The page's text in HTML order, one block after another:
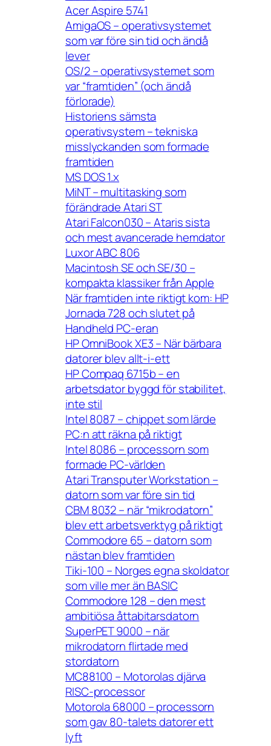
Acer Aspire 5741
AmigaOS – operativsystemet
som var före sin tid och ändå
lever
OS/2 – operativsystemet som
var “framtiden” (och ändå
förlorade)
Historiens sämsta
operativsystem – tekniska
misslyckanden som formade
framtiden
MS DOS 1.x
MiNT – multitasking som
förändrade Atari ST
Atari Falcon030 – Ataris sista
och mest avancerade hemdator
Luxor ABC 806
Macintosh SE och SE/30 –
kompakta klassiker från Apple
När framtiden inte riktigt kom: HP
Jornada 728 och slutet på
Handheld PC-eran
HP OmniBook XE3 – När bärbara
datorer blev allt-i-ett
HP Compaq 6715b – en
arbetsdator byggd för stabilitet,
inte stil
Intel 8087 – chippet som lärde
PC:n att räkna på riktigt
Intel 8086 – processorn som
formade PC-världen
Atari Transputer Workstation –
datorn som var före sin tid
CBM 8032 – när “mikrodatorn”
blev ett arbetsverktyg på riktigt
Commodore 65 – datorn som
nästan blev framtiden
Tiki-100 – Norges egna skoldator
som ville mer än BASIC
Commodore 128 – den mest
ambitiösa åttabitarsdatorn
SuperPET 9000 – när
mikrodatorn flirtade med
stordatorn
MC88100 – Motorolas djärva
RISC-processor
Motorola 68000 – processorn
som gav 80-talets datorer ett
lyft